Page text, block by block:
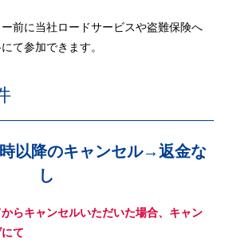
前に当社ロードサービスや盗難保険へ
て参加できます。
以降のキャンセル→返金な
し
らキャンセルいただいた場合、キャン
て